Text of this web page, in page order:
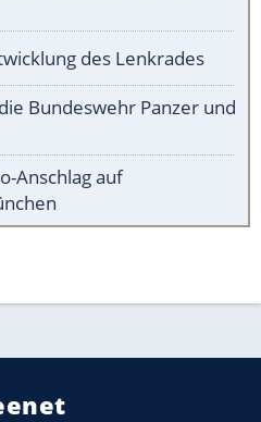
des Lenkrades
Bundeswehr Panzer und
Anschlag auf